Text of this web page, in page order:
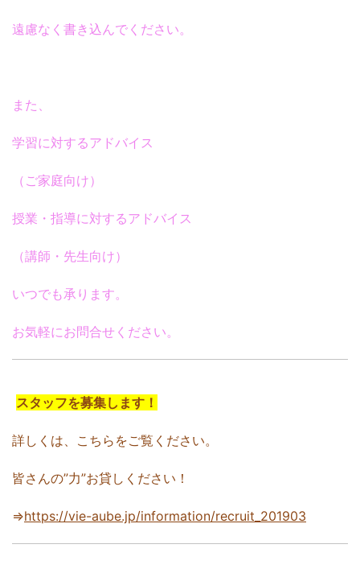
遠慮なく書き込んでください。
また、
学習に対するアドバイス
（ご家庭向け）
授業・指導に対するアドバイス
（講師・先生向け）
いつでも承ります。
お気軽にお問合せください。
スタッフを募集します！
詳しくは、こちらをご覧ください。
皆さんの”力”お貸しください！
⇒https://vie-aube.jp/information/recruit_201903